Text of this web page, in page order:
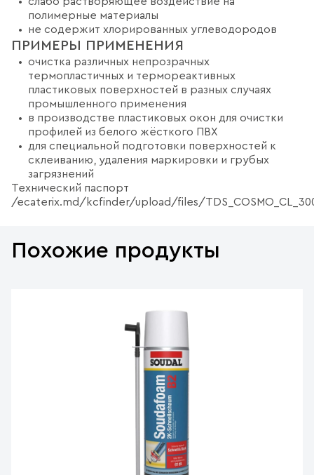
полимерные материалы
не содержит хлорированных углеводородов
ПРИМЕРЫ ПРИМЕНЕНИЯ
очистка различных непрозрачных
термопластичных и термореактивных
пластиковых поверхностей в разных случаях
промышленного применения
в производстве пластиковых окон для очистки
профилей из белого жёсткого ПВХ
для специальной подготовки поверхностей к
склеиванию, удаления маркировки и грубых
загрязнений
Технический паспорт
/ecaterix.md/kcfinder/upload/files/
Похожие продукты